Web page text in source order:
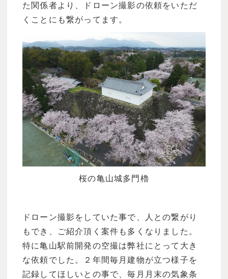
た関係者より、ドローン撮影の依頼をいただ
くことにも繋がってます。
桜の亀山城多門櫓
ドローン撮影をしていた事で、人との繋がり
もでき、ご紹介頂く案件も多くなりました。
特に亀山駅前開発の空撮は弊社にとって大き
な依頼でした。２年間毎月建物が立つ様子を
記録してほしいとの事で、毎月月末の気象条